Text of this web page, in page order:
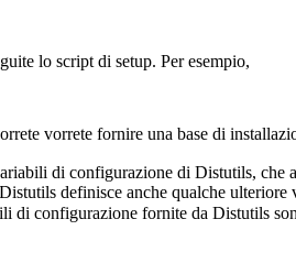
lo script di setup. Per esempio,
vorrete fornire una base di
di configurazione di Distutils, che
definisce anche qualche ulteriore
configurazione fornite da Distutils